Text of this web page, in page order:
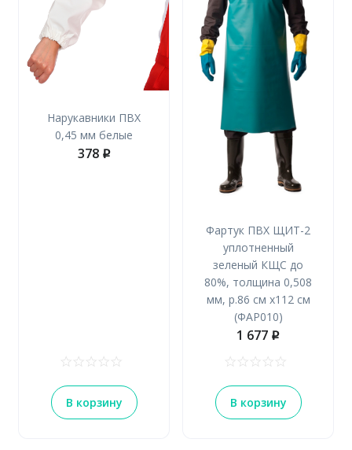
Нарукавники ПВХ
0,45 мм белые
378 p
В корзину
Фартук ПВХ ЩИТ-2
уплотненный
зеленый КЩС до
80%, толщина 0,508
мм, р.86 см х112 см
(ФАР010)
1 677 p
В корзину